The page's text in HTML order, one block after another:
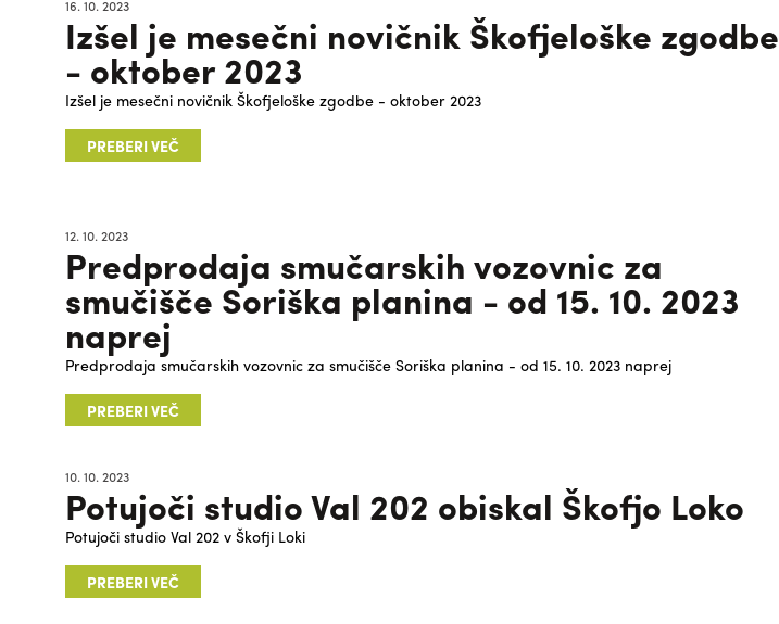
16. 10. 2023
Izšel je mesečni novičnik Škofjeloške zgodbe
- oktober 2023
Izšel je mesečni novičnik Škofjeloške zgodbe - oktober 2023
PREBERI VEČ
12. 10. 2023
Predprodaja smučarskih vozovnic za
smučišče Soriška planina - od 15. 10. 2023
naprej
Predprodaja smučarskih vozovnic za smučišče Soriška planina - od 15. 10. 2023 naprej
PREBERI VEČ
10. 10. 2023
Potujoči studio Val 202 obiskal Škofjo Loko
Potujoči studio Val 202 v Škofji Loki
PREBERI VEČ